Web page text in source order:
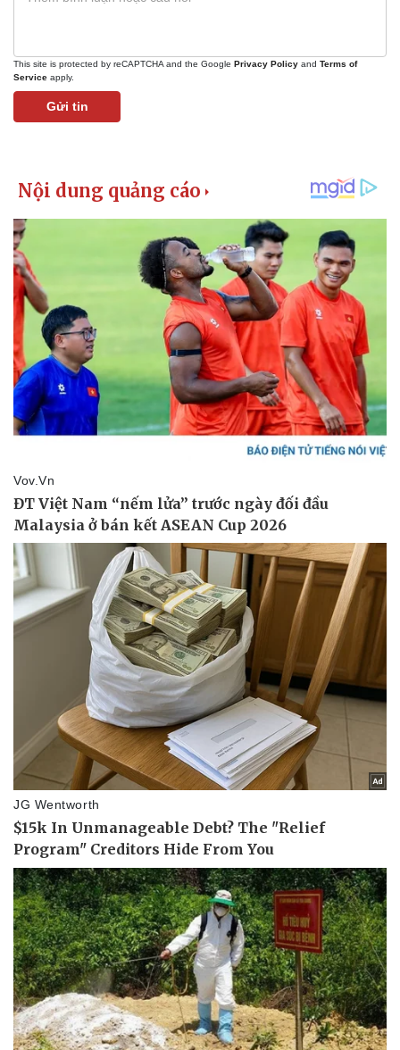
Pháp luật
Vụ án
Tin nóng
Quân sự - Quốc phòng
Vũ khí
Việt Nam
Phân tích
This site is protected by reCAPTCHA and the Google Privacy Policy and Terms of
Service apply.
Gửi tin